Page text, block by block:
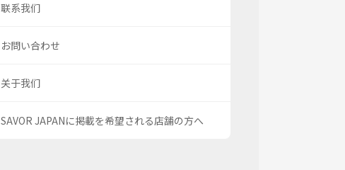
联系我们
お問い合わせ
关于我们
SAVOR JAPANに掲載を希望される店舗の方へ